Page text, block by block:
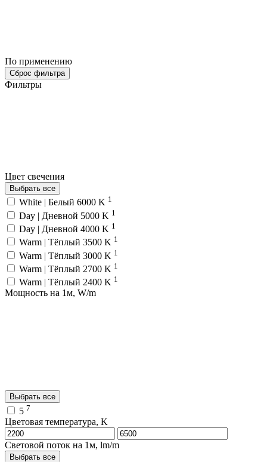
По применению
Сброс фильтра
Фильтры
Цвет свечения
Выбрать все
White | Белый 6000 K 1
Day | Дневной 5000 K 1
Day | Дневной 4000 K 1
Warm | Тёплый 3500 K 1
Warm | Тёплый 3000 K 1
Warm | Тёплый 2700 K 1
Warm | Тёплый 2400 K 1
Мощность на 1м, W/m
Выбрать все
5 7
Цветовая температура, K
Световой поток на 1м, lm/m
Выбрать все